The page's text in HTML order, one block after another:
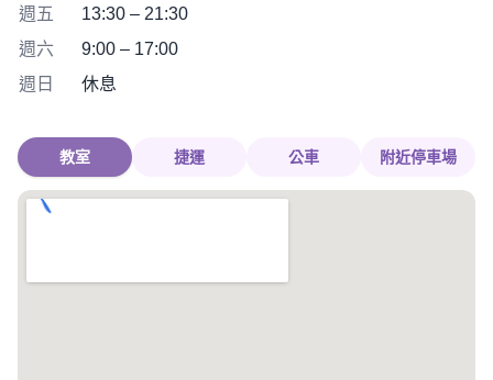
週五
13:30 – 21:30
週六
9:00 – 17:00
週日
休息
教室 捷運 公車 附近停車場